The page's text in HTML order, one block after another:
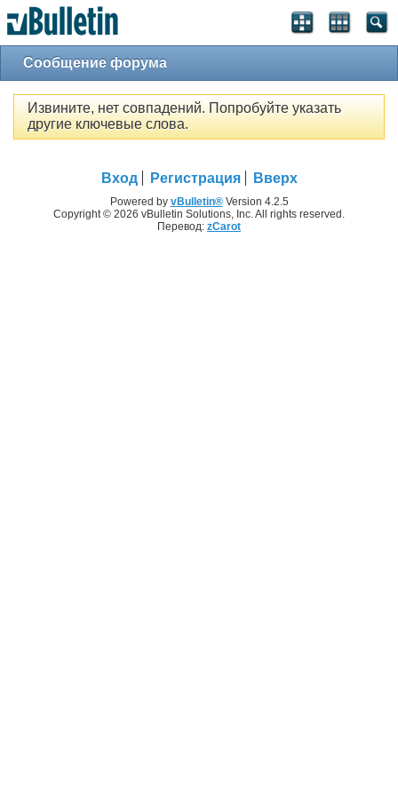
Сообщение форума
Извините, нет совпадений. Попробуйте указать
другие ключевые слова.
Вход Регистрация Вверх
Powered by vBulletin®Version 4.2.5
Copyright © 2026 vBulletin Solutions, Inc. All rights reserved.
Перевод: zCarot